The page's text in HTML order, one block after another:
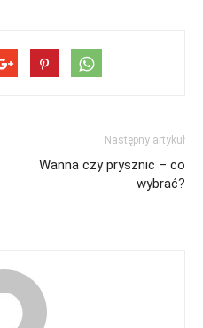
Następny artykuł
Wanna czy prysznic – co
wybrać?